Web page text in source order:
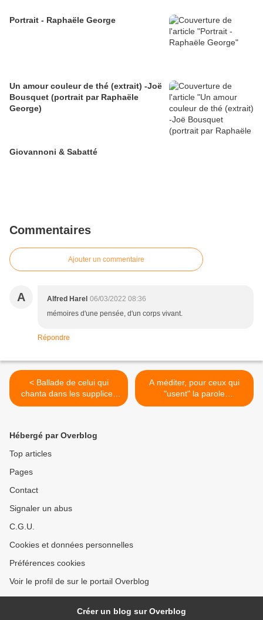
Portrait - Raphaële George
Un amour couleur de thé (extrait) -Joë
Bousquet (portrait par Raphaële
George)
Giovannoni & Sabatté
Commentaires
Ajouter un commentaire
A Alfred Harel 06/03/2022 08:36
mémoires d'une pensée, d'un corps vivant.
Répondre
< Ballade de celui qui
chanta dans les supplices
(Aragon)
A méditer, pour ceux qui
"usent" la parole
publique...---- >
Hébergé par Overblog
Top articles
Pages
Contact
Signaler un abus
C.G.U.
Cookies et données personnelles
Préférences cookies
Voir le profil de sur le portail Overblog
Créer un blog sur Overblog